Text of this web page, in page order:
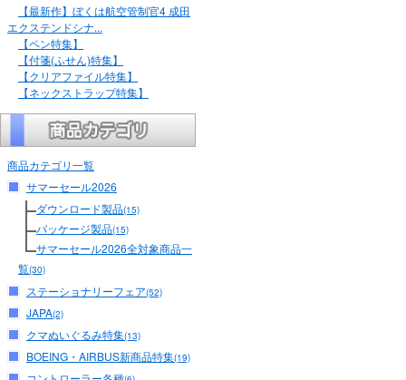
【最新作】ぼくは航空管制官4 成田
エクステンドシナ...
【ペン特集】
【付箋(ふせん)特集】
【クリアファイル特集】
【ネックストラップ特集】
商品カテゴリ一覧
サマーセール2026
ダウンロード製品(15)
パッケージ製品(15)
サマーセール2026全対象商品一
覧(30)
ステーショナリーフェア(52)
JAPA(2)
クマぬいぐるみ特集(13)
BOEING・AIRBUS新商品特集(19)